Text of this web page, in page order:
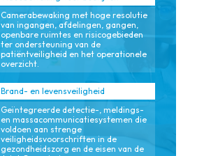
Camerabewaking met hoge resolutie
van ingangen, afdelingen, gangen,
openbare ruimtes en risicogebieden
ter ondersteuning van de
patiëntveiligheid en het operationele
overzicht.
Brand- en levensveiligheid
Geïntegreerde detectie-, meldings-
en massacommunicatiesystemen die
voldoen aan strenge
veiligheidsvoorschriften in de
gezondheidszorg en de eisen van de